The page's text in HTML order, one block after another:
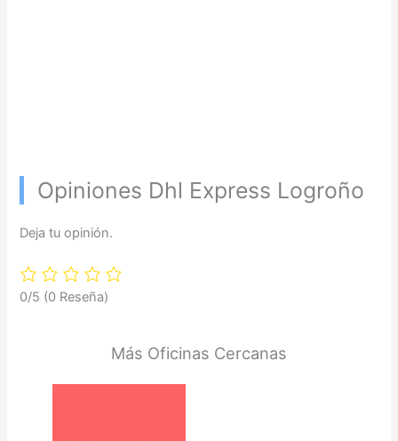
Opiniones Dhl Express Logroño
Deja tu opinión.
0/5 (0 Reseña)
Más Oficinas Cercanas